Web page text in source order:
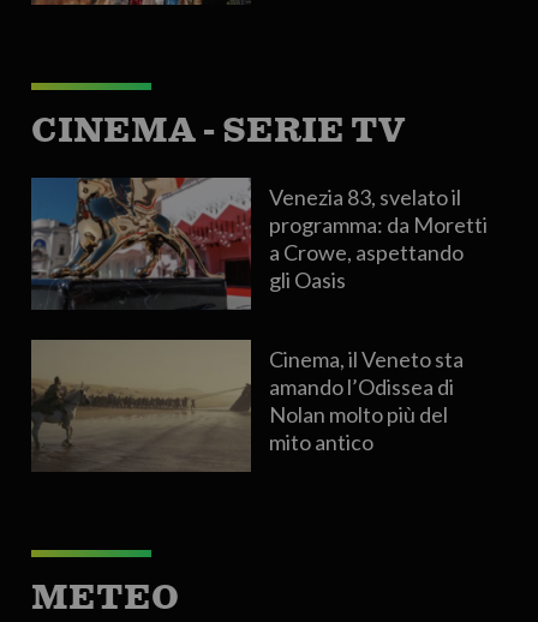
CINEMA - SERIE TV
Venezia 83, svelato il
programma: da Moretti
a Crowe, aspettando
gli Oasis
Cinema, il Veneto sta
amando l’Odissea di
Nolan molto più del
mito antico
METEO